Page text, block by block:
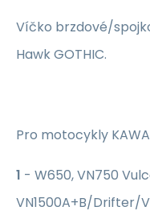
Víčko brzdové/
Hawk GOTHIC.
Pro motocykly
1 - W650, VN750
VN1500A+B/Drifter/